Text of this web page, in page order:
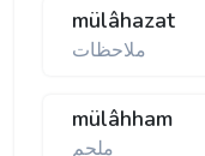
mülâhazat
ملاحظات
mülâhham
ملحم